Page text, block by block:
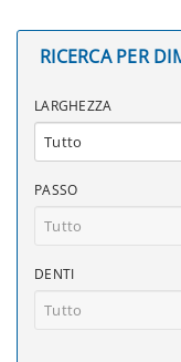
RICERCA PER
LARGHEZZA
Tutto
PASSO
Tutto
DENTI
Tutto